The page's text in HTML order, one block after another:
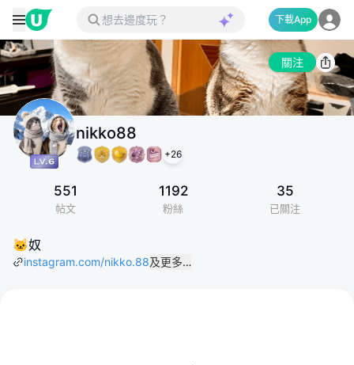
下載App
關注
nikko88
+26
551
帖文
1192
粉絲
35
已關注
🐱奴
instagram.com/nikko.88及更多…